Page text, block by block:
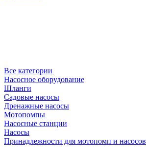
Все категории
Насосное оборудование
Шланги
Садовые насосы
Дренажные насосы
Мотопомпы
Насосные станции
Насосы
Принадлежности для мотопомп и насосов